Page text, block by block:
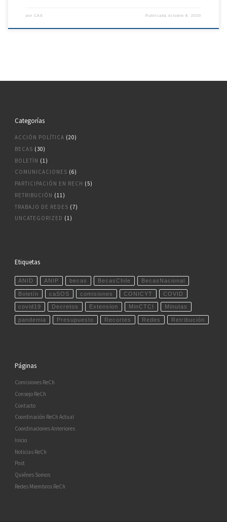
por CAS Publicadaoctubre 8, 2020
Categorías
ACCIÓN POLÍTICA (20)
BECAS (30)
BOLETÍN (1)
COMUNICACIONES (6)
PARTICIPACIÓN EN RECH (5)
RETRIBUCIÓN (11)
TRABAJO DE REDES (7)
UNCATEGORIZED (1)
Etiquetas
ANID ANIP becas BecasChile BecasNacional
Boletín caSOS comisiones CONICYT COVID
covid19 Decretos Extension MinCTCI Minutas
pandemia Presupuesto Recortes Redes Retribución
Páginas
Comisiones ReCh
Consejo ReCh
Contacto
Coordinación ReCh Actual
Coordinaciones Anteriores
Inicio
Noticias ReCh
Post
Quiénes Somos
Redes Miembros ReCh